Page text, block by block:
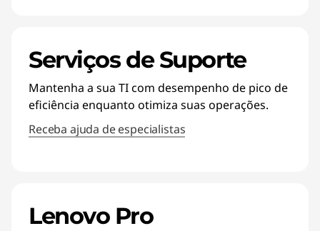
Serviços de Suporte
Mantenha a sua TI com desempenho de pico de
eficiência enquanto otimiza suas operações.
Receba ajuda de especialistas
Lenovo Pro